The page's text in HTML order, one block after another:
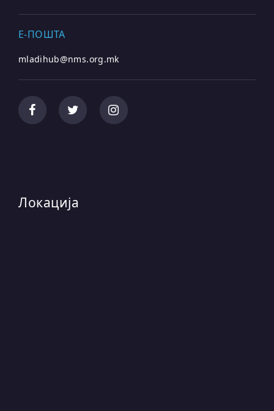
E-ПОШТА
mladihub@nms.org.mk
Локација